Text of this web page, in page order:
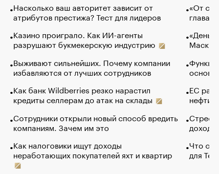
Насколько ваш авторитет зависит от
атрибутов престижа? Тест для лидеров
Казино проиграло. Как ИИ-агенты
разрушают букмекерскую индустрию
Выживают сильнейших. Почему компании
избавляются от лучших сотрудников
Как банк Wildberries резко нарастил
кредиты селлерам до атак на склады
Сотрудники открыли новый способ вредить
компаниям. Зачем им это
Как налоговики ищут доходы
неработающих покупателей яхт и квартир
«От
глава
Маск в
основ
ЕС
нефти
Что
для